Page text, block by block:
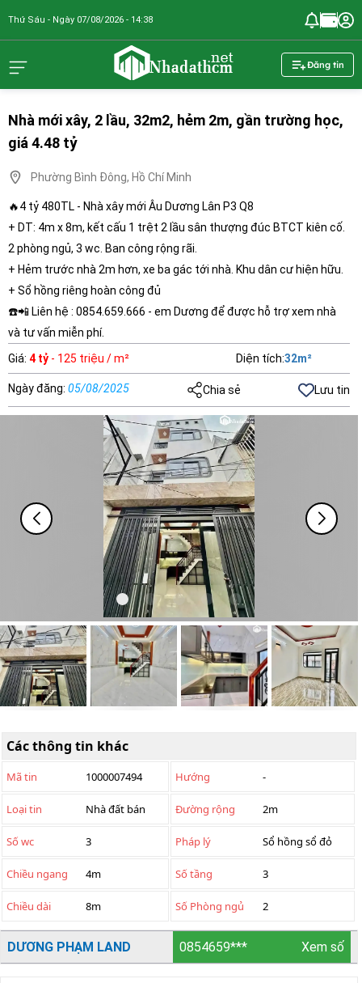
Thứ Sáu - Ngày 07/08/2026 - 14:38
Đăng tin
Nhà mới xây, 2 lầu, 32m2, hẻm 2m, gần trường học,
giá 4.48 tỷ
Phường Bình Đông, Hồ Chí Minh
🔥4 tỷ 480TL - Nhà xây mới Âu Dương Lân P3 Q8
+ DT: 4m x 8m, kết cấu 1 trệt 2 lầu sân thượng đúc BTCT kiên cố.
2 phòng ngủ, 3 wc. Ban công rộng rãi.
+ Hẻm trước nhà 2m hơn, xe ba gác tới nhà. Khu dân cư hiện hữu.
+ Sổ hồng riêng hoàn công đủ
☎️📲 Liên hệ : 0854.659.666 - em Dương để được hỗ trợ xem nhà
và tư vấn miễn phí.
Giá: 4 tỷ - 125 triệu / m² Diện tích:32m²
Ngày đăng: 05/08/2025 Chia sẻ Lưu tin
Các thông tin khác
Mã tin 1000007494 Hướng -
Loại tin Nhà đất bán Đường rộng 2m
Số wc 3 Pháp lý Sổ hồng sổ đỏ
Chiều ngang 4m Số tầng 3
Chiều dài 8m Số Phòng ngủ 2
DƯƠNG PHẠM LAND 0854659*** Xem số